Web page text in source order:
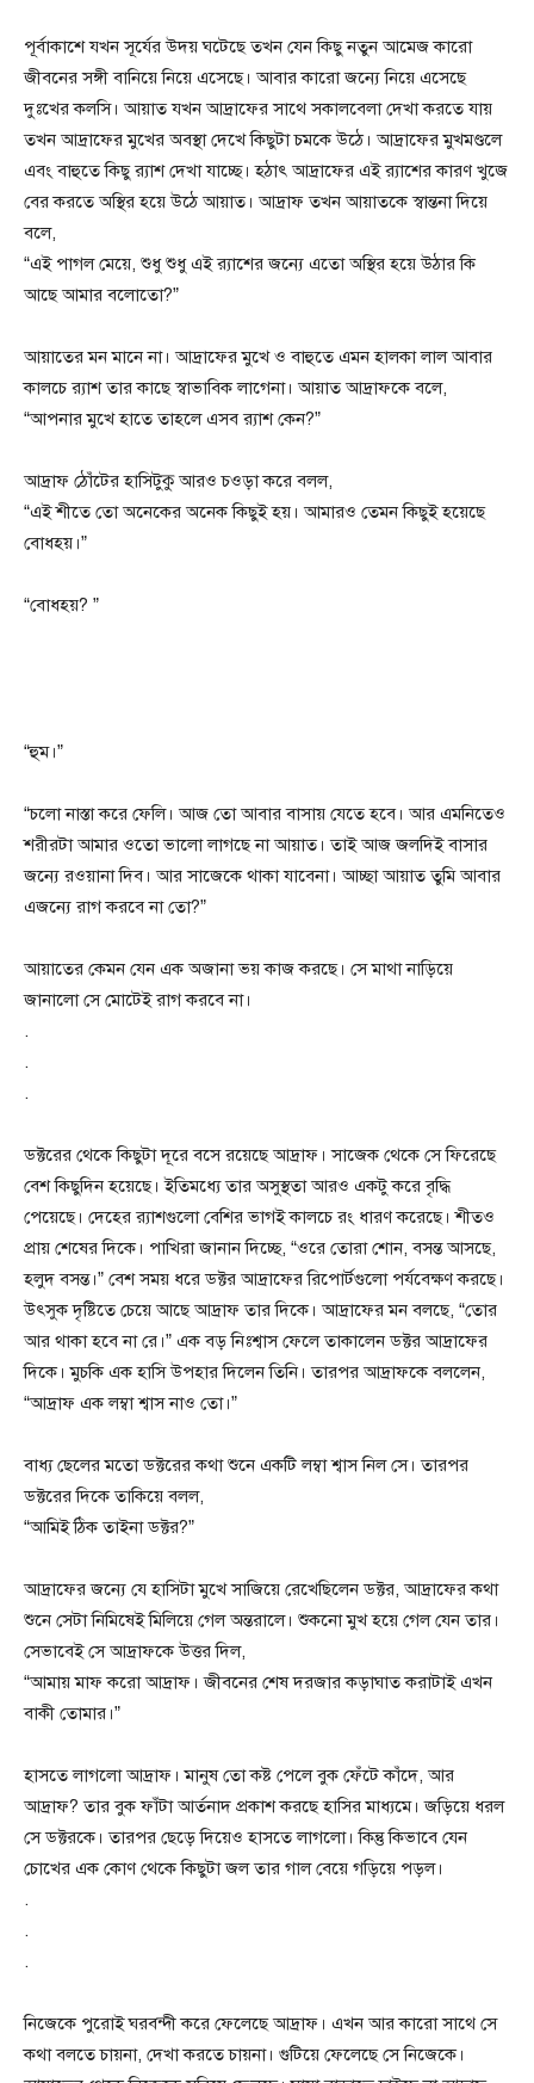
পূর্বাকাশে যখন সূর্যের উদয় ঘটেছে তখন যেন কিছু নতুন আমেজ কারো
জীবনের সঙ্গী বানিয়ে নিয়ে এসেছে। আবার কারো জন্যে নিয়ে এসেছে
দুঃখের কলসি। আয়াত যখন আদ্রাফের সাথে সকালবেলা দেখা করতে যায়
তখন আদ্রাফের মুখের অবস্থা দেখে কিছুটা চমকে উঠে। আদ্রাফের মুখমণ্ডলে
এবং বাহুতে কিছু র‍্যাশ দেখা যাচ্ছে। হঠাৎ আদ্রাফের এই র‍্যাশের কারণ খুজে
বের করতে অস্থির হয়ে উঠে আয়াত। আদ্রাফ তখন আয়াতকে স্বান্তনা দিয়ে
বলে,
“এই পাগল মেয়ে, শুধু শুধু এই র‍্যাশের জন্যে এতো অস্থির হয়ে উঠার কি
আছে আমার বলোতো?”
আয়াতের মন মানে না। আদ্রাফের মুখে ও বাহুতে এমন হালকা লাল আবার
কালচে র‍্যাশ তার কাছে স্বাভাবিক লাগেনা। আয়াত আদ্রাফকে বলে,
“আপনার মুখে হাতে তাহলে এসব র‍্যাশ কেন?”
আদ্রাফ ঠোঁটের হাসিটুকু আরও চওড়া করে বলল,
“এই শীতে তো অনেকের অনেক কিছুই হয়। আমারও তেমন কিছুই হয়েছে
বোধহয়।”
“বোধহয়? ”
“হুম।”
“চলো নাস্তা করে ফেলি। আজ তো আবার বাসায় যেতে হবে। আর এমনিতেও
শরীরটা আমার ওতো ভালো লাগছে না আয়াত। তাই আজ জলদিই বাসার
জন্যে রওয়ানা দিব। আর সাজেকে থাকা যাবেনা। আচ্ছা আয়াত তুমি আবার
এজন্যে রাগ করবে না তো?”
আয়াতের কেমন যেন এক অজানা ভয় কাজ করছে। সে মাথা নাড়িয়ে
জানালো সে মোটেই রাগ করবে না।
.
.
.
ডক্টরের থেকে কিছুটা দূরে বসে রয়েছে আদ্রাফ। সাজেক থেকে সে ফিরেছে
বেশ কিছুদিন হয়েছে। ইতিমধ্যে তার অসুস্থতা আরও একটু করে বৃদ্ধি
পেয়েছে। দেহের র‍্যাশগুলো বেশির ভাগই কালচে রং ধারণ করেছে। শীতও
প্রায় শেষের দিকে। পাখিরা জানান দিচ্ছে, “ওরে তোরা শোন, বসন্ত আসছে,
হলুদ বসন্ত।” বেশ সময় ধরে ডক্টর আদ্রাফের রিপোর্টগুলো পর্যবেক্ষণ করছে।
উৎসুক দৃষ্টিতে চেয়ে আছে আদ্রাফ তার দিকে। আদ্রাফের মন বলছে, “তোর
আর থাকা হবে না রে।” এক বড় নিঃশ্বাস ফেলে তাকালেন ডক্টর আদ্রাফের
দিকে। মুচকি এক হাসি উপহার দিলেন তিনি। তারপর আদ্রাফকে বললেন,
“আদ্রাফ এক লম্বা শ্বাস নাও তো।”
বাধ্য ছেলের মতো ডক্টরের কথা শুনে একটি লম্বা শ্বাস নিল সে। তারপর
ডক্টরের দিকে তাকিয়ে বলল,
“আমিই ঠিক তাইনা ডক্টর?”
আদ্রাফের জন্যে যে হাসিটা মুখে সাজিয়ে রেখেছিলেন ডক্টর, আদ্রাফের কথা
শুনে সেটা নিমিষেই মিলিয়ে গেল অন্তরালে। শুকনো মুখ হয়ে গেল যেন তার।
সেভাবেই সে আদ্রাফকে উত্তর দিল,
“আমায় মাফ করো আদ্রাফ। জীবনের শেষ দরজার কড়াঘাত করাটাই এখন
বাকী তোমার।”
হাসতে লাগলো আদ্রাফ। মানুষ তো কষ্ট পেলে বুক ফেঁটে কাঁদে, আর
আদ্রাফ? তার বুক ফাঁটা আর্তনাদ প্রকাশ করছে হাসির মাধ্যমে। জড়িয়ে ধরল
সে ডক্টরকে। তারপর ছেড়ে দিয়েও হাসতে লাগলো। কিন্তু কিভাবে যেন
চোখের এক কোণ থেকে কিছুটা জল তার গাল বেয়ে গড়িয়ে পড়ল।
.
.
.
নিজেকে পুরোই ঘরবন্দী করে ফেলেছে আদ্রাফ। এখন আর কারো সাথে সে
কথা বলতে চায়না, দেখা করতে চায়না। গুটিয়ে ফেলেছে সে নিজেকে।